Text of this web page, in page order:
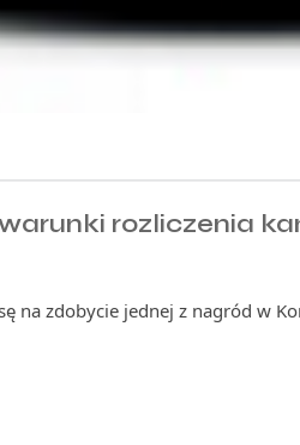
rozliczenia
na zdobycie jednej z nagród w